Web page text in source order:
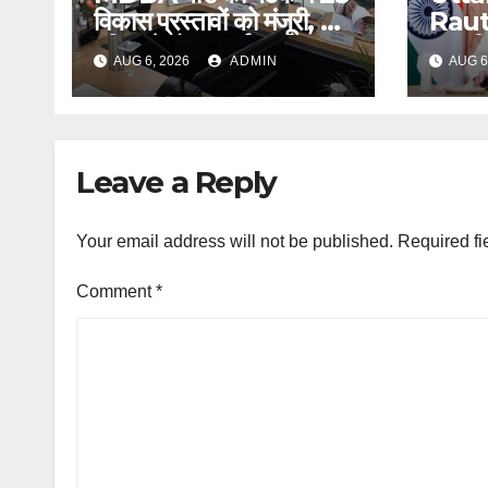
विकास प्रस्तावों को मंजूरी, लैंड
पूलिंग से होटल-पर्यटन
परियोजनाओं को मिलेगी रफ्तार
AUG 6, 2026 ADMIN
13
अगस्त
AUG
Leave a Reply
Your email address will not be published. Required
Comment*